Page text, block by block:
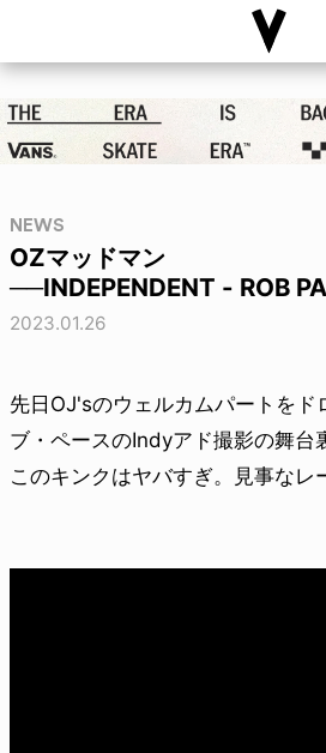
NEWS
OZマッドマン
──INDEPENDENT - ROB
2023.01.26
先日OJ'sのウェルカムパートをド
ブ・ペースのIndyアド撮影の舞台
このキンクはヤバすぎ。見事なレ